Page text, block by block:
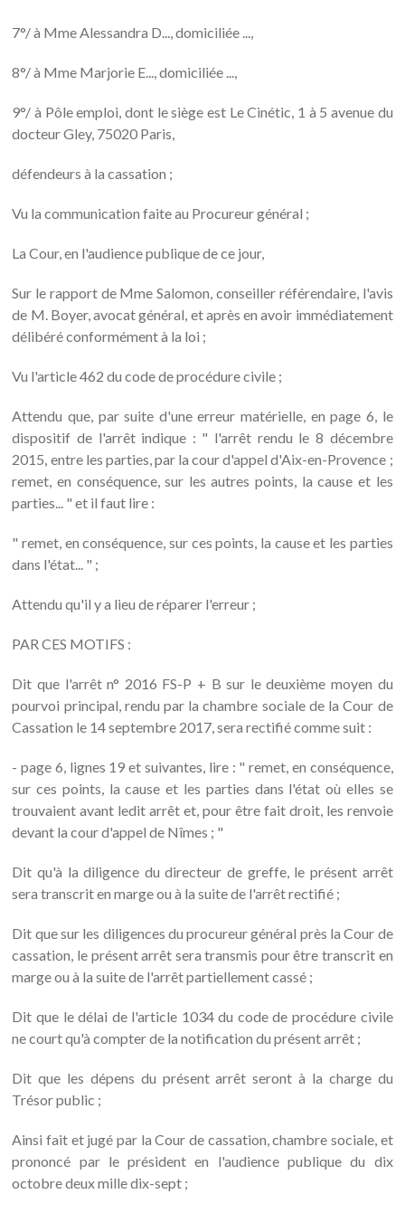
7°/ à Mme Alessandra D..., domiciliée ...,
8°/ à Mme Marjorie E..., domiciliée ...,
9°/ à Pôle emploi, dont le siège est Le Cinétic, 1 à 5 avenue du
docteur Gley, 75020 Paris,
défendeurs à la cassation ;
Vu la communication faite au Procureur général ;
La Cour, en l'audience publique de ce jour,
Sur le rapport de Mme Salomon, conseiller référendaire, l'avis
de M. Boyer, avocat général, et après en avoir immédiatement
délibéré conformément à la loi ;
Vu l'article 462 du code de procédure civile ;
Attendu que, par suite d'une erreur matérielle, en page 6, le
dispositif de l'arrêt indique : " l'arrêt rendu le 8 décembre
2015, entre les parties, par la cour d'appel d'Aix-en-Provence ;
remet, en conséquence, sur les autres points, la cause et les
parties... " et il faut lire :
" remet, en conséquence, sur ces points, la cause et les parties
dans l'état... " ;
Attendu qu'il y a lieu de réparer l'erreur ;
PAR CES MOTIFS :
Dit que l'arrêt n° 2016 FS-P + B sur le deuxième moyen du
pourvoi principal, rendu par la chambre sociale de la Cour de
Cassation le 14 septembre 2017, sera rectifié comme suit :
- page 6, lignes 19 et suivantes, lire : " remet, en conséquence,
sur ces points, la cause et les parties dans l'état où elles se
trouvaient avant ledit arrêt et, pour être fait droit, les renvoie
devant la cour d'appel de Nîmes ; "
Dit qu'à la diligence du directeur de greffe, le présent arrêt
sera transcrit en marge ou à la suite de l'arrêt rectifié ;
Dit que sur les diligences du procureur général près la Cour de
cassation, le présent arrêt sera transmis pour être transcrit en
marge ou à la suite de l'arrêt partiellement cassé ;
Dit que le délai de l'article 1034 du code de procédure civile
ne court qu'à compter de la notification du présent arrêt ;
Dit que les dépens du présent arrêt seront à la charge du
Trésor public ;
Ainsi fait et jugé par la Cour de cassation, chambre sociale, et
prononcé par le président en l'audience publique du dix
octobre deux mille dix-sept ;